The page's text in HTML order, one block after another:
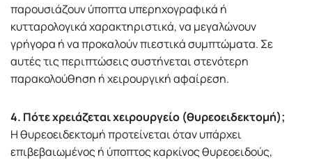
παρουσιάζουν ύποπτα υπερηχογραφικά ή
κυτταρολογικά χαρακτηριστικά, να μεγαλώνουν
γρήγορα ή να προκαλούν πιεστικά συμπτώματα. Σε
αυτές τις περιπτώσεις συστήνεται στενότερη
παρακολούθηση ή χειρουργική αφαίρεση.
4. Πότε χρειάζεται χειρουργείο (θυρεοειδεκτομή);
Η θυρεοειδεκτομή προτείνεται όταν υπάρχει
επιβεβαιωμένος ή ύποπτος καρκίνος θυρεοειδούς,